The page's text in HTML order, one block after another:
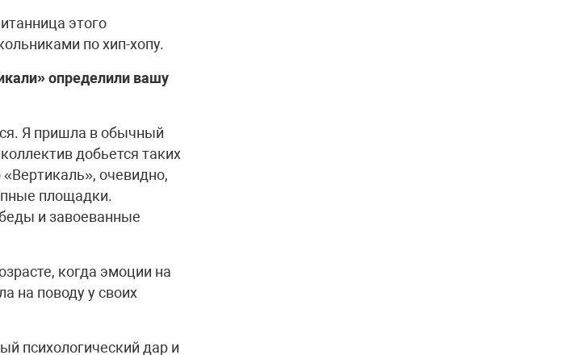
этого
по хип-хопу.
определили вашу
Я пришла в обычный
добьется таких
очевидно,
площадки.
и завоеванные
когда эмоции на
на поводу у своих
психологический дар и